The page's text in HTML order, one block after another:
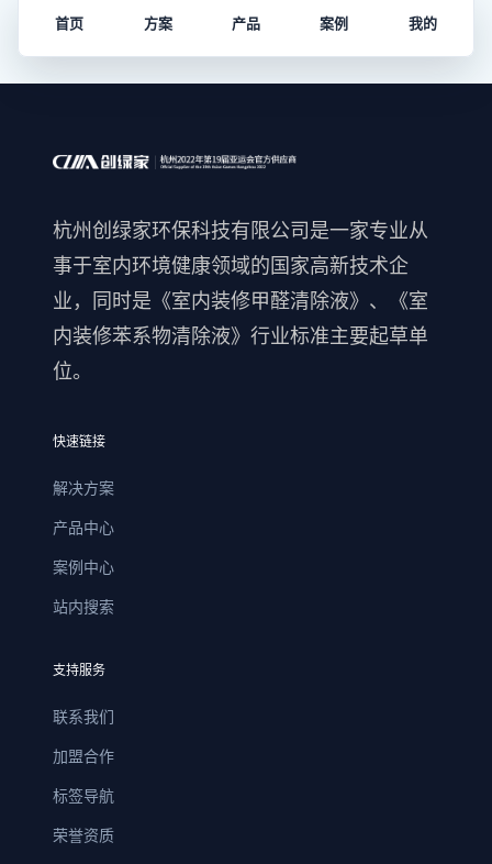
首页 方案 产品 案例 我的
杭州创绿家环保科技有限公司是一家专业从
事于室内环境健康领域的国家高新技术企
业，同时是《室内装修甲醛清除液》、《室
内装修苯系物清除液》行业标准主要起草单
位。
快速链接
解决方案
产品中心
案例中心
站内搜索
支持服务
联系我们
加盟合作
标签导航
荣誉资质